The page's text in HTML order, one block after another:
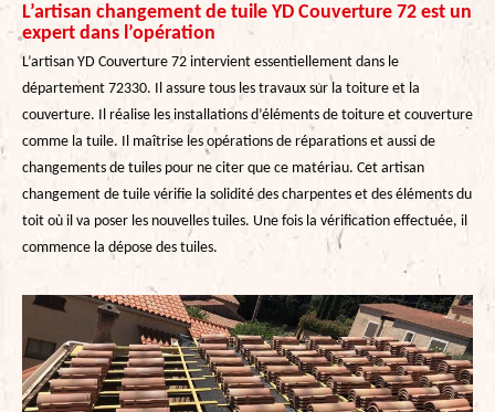
L’artisan changement de tuile YD Couverture 72 est un
expert dans l’opération
L’artisan YD Couverture 72 intervient essentiellement dans le
département 72330. Il assure tous les travaux sur la toiture et la
couverture. Il réalise les installations d’éléments de toiture et couverture
comme la tuile. Il maîtrise les opérations de réparations et aussi de
changements de tuiles pour ne citer que ce matériau. Cet artisan
changement de tuile vérifie la solidité des charpentes et des éléments du
toit où il va poser les nouvelles tuiles. Une fois la vérification effectuée, il
commence la dépose des tuiles.